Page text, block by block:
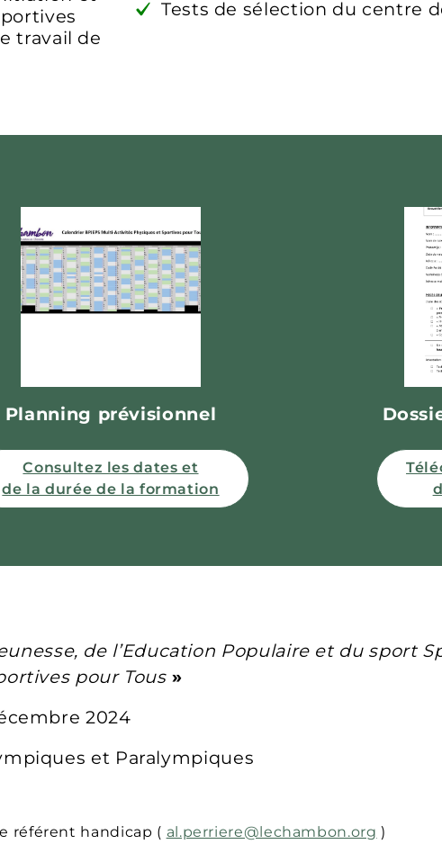
travail de
Tests de sélection du centre
Planning prévisionnel
Consultez les dates et
de la durée de la formation
de l’Education Populaire et du sport
pour Tous»
2024
et Paralympiques
référent handicap ( al.perriere@lechambon.org )